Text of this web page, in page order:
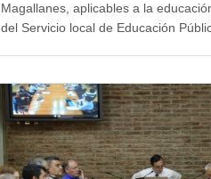
Magallanes, aplicables a la
del Servicio local de Educación